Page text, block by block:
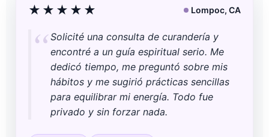
★★★★★ Lompoc, CA
Solicité una consulta de curandería y
encontré a un guía espiritual serio. Me
dedicó tiempo, me preguntó sobre mis
hábitos y me sugirió prácticas sencillas
para equilibrar mi energía. Todo fue
privado y sin forzar nada.